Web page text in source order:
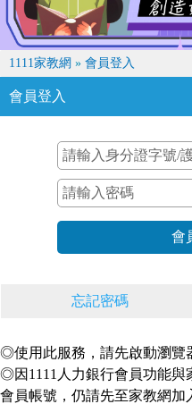
1111家教網 » 會員登入
會員登入
忘記密碼
◎使用此服務，請先啟動瀏覽
◎因1111人力銀行會員功能與
會員帳號，仍請先至家教網加